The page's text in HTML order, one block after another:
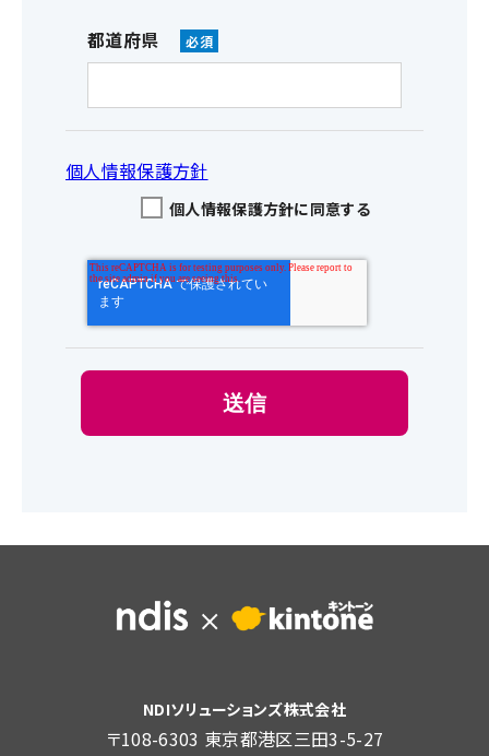
都道府県
個人情報保護方針
個人情報保護方針に同意する
NDIソリューションズ株式会社
〒108-6303 東京都港区三田3-5-27